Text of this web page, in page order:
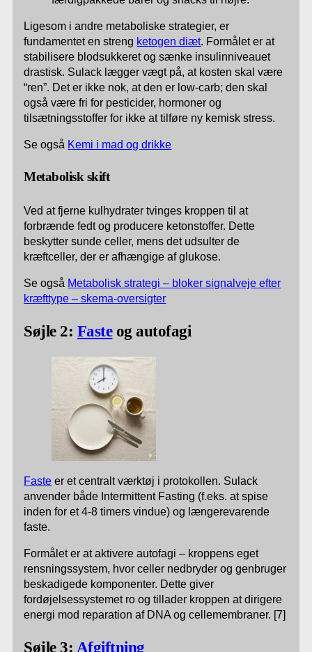
Ligesom i andre metaboliske strategier, er
fundamentet en streng ketogen diæt. Formålet er at
stabilisere blodsukkeret og sænke insulinniveauet
drastisk. Sulack lægger vægt på, at kosten skal være
“ren”. Det er ikke nok, at den er low-carb; den skal
også være fri for pesticider, hormoner og
tilsætningsstoffer for ikke at tilføre ny kemisk stress.
Se også Kemi i mad og drikke
Metabolisk skift
Ved at fjerne kulhydrater tvinges kroppen til at
forbrænde fedt og producere ketonstoffer. Dette
beskytter sunde celler, mens det udsulter de
kræftceller, der er afhængige af glukose.
Se også Metabolisk strategi – bloker signalveje efter
kræfttype – skema-oversigter
Søjle 2: Fasteog autofagi
Faste er et centralt værktøj i protokollen. Sulack
anvender både Intermittent Fasting (f.eks. at spise
inden for et 4-8 timers vindue) og længerevarende
faste.
Formålet er at aktivere autofagi – kroppens eget
rensningssystem, hvor celler nedbryder og genbruger
beskadigede komponenter. Dette giver
fordøjelsessystemet ro og tillader kroppen at dirigere
energi mod reparation af DNA og cellemembraner. [7]
Søjle 3: Afgiftning